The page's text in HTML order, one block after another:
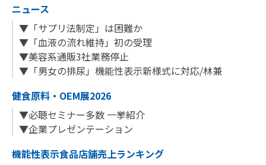
ニュース
▼「サプリ法制定」は困難か
▼「血液の流れ維持」初の受理
▼美容系通販3社業務停止
▼「男女の排尿」機能性表示新様式に対応/林兼
健食原料・OEM展2026
▼必聴セミナー多数 一挙紹介
▼企業プレゼンテーション
機能性表示食品店舗売上ランキング